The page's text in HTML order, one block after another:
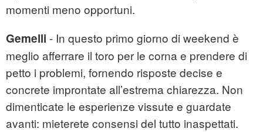
momenti meno opportuni.
Gemelli - In questo primo giorno di weekend è
meglio afferrare il toro per le corna e prendere di
petto i problemi, fornendo risposte decise e
concrete improntate all’estrema chiarezza. Non
dimenticate le esperienze vissute e guardate
avanti: mieterete consensi del tutto inaspettati.